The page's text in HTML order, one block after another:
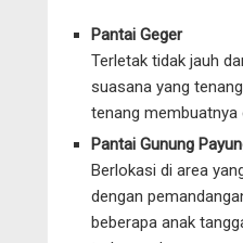
Pantai Geger
Terletak tidak jauh
suasana yang
tenang
Pantai Gunung
Berlokasi di area
dengan
beberapa anak